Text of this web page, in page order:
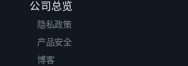
公司总览
隐私政策
产品安全
博客